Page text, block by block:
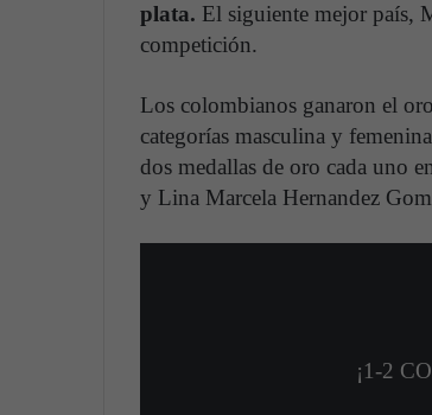
plata. El siguiente mejor país,
competición.
Los colombianos ganaron el
categorías masculina y
dos medallas de oro cada uno
y Lina Marcela Hernandez
¡1-2